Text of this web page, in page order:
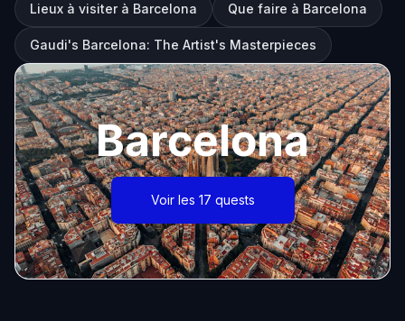
Lieux à visiter à Barcelona Que faire à Barcelona
Gaudi's Barcelona: The Artist's Masterpieces
Barcelona
Voir les 17 quests